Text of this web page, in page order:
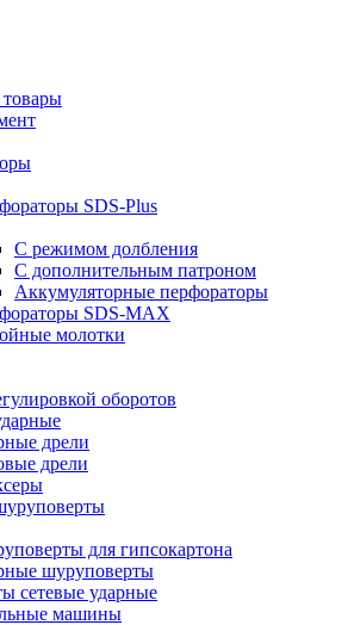
товары
SDS-Plus
С режимом долбления
С дополнительным патроном
Аккумуляторные перфораторы
SDS-MAX
молотки
оборотов
дрели
дрели
для гипсокартона
шуруповерты
сетевые ударные
машины